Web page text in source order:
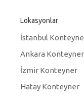
Lokasyonlar
İstanbul
Ankara Konteyner
İzmir Konteyner
Hatay Konteyner